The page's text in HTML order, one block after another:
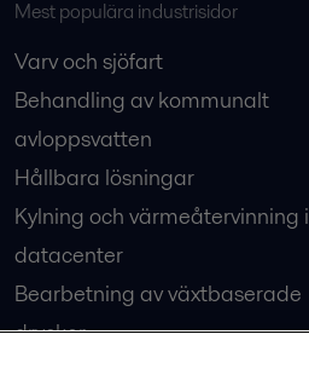
Mest populära industrisidor
Varv och sjöfart
Behandling av kommunalt
avloppsvatten
Hållbara lösningar
Kylning och värmeåtervinning i
datacenter
Bearbetning av växtbaserade
drycker